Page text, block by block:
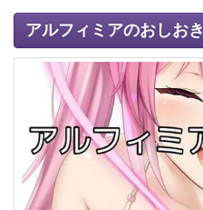
アルフィミアのおしおき